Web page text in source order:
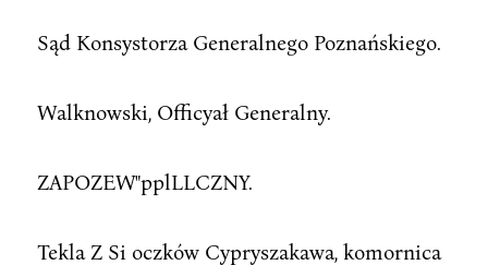
Sąd Konsystorza Generalnego Poznańskiego.
Walknowski, Officyał Generalny.
ZAPOZEW"pplLLCZNY.
Tekla Z Si oczków Cypryszakawa, komornica